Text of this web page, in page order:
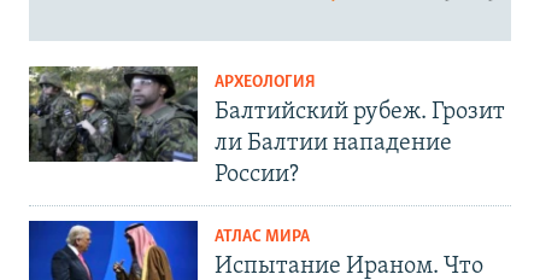
АРХЕОЛОГИЯ
Балтийский рубеж. Грозит
ли Балтии нападение
России?
АТЛАС МИРА
Испытание Ираном. Что